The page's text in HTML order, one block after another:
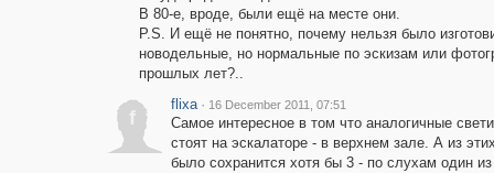
В 80-е, вроде, были ещё на месте они.
P.S. И ещё не понятно, почему нельзя было
новодельные, но нормальные по эскизам или
прошлых лет?..
f
flixa · 16 December 2011, 07:51
Самое интересное в том что аналогичные
стоят на эскалаторе - в верхнем зале. А из
было сохранится хотя бы 3 - по слухам один